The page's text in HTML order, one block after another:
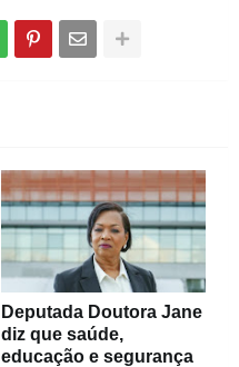
Deputada Doutora Jane
diz que saúde,
educação e segurança